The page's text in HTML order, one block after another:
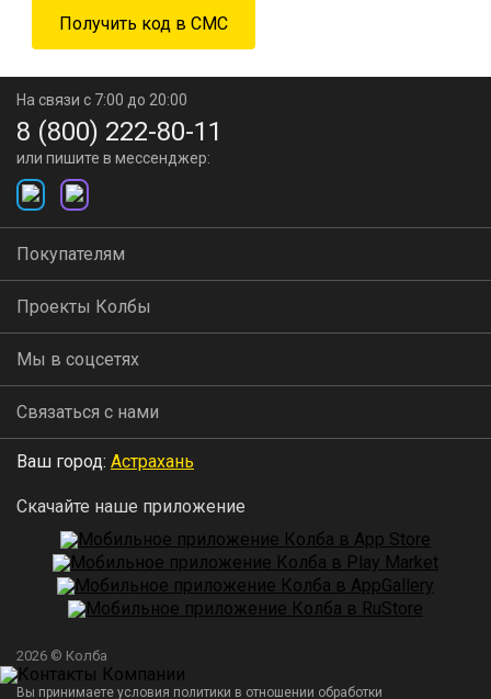
На связи с 7:00 до 20:00
8 (800) 222-80-11
или пишите в мессенджер:
Покупателям
Проекты Колбы
Мы в соцсетях
Связаться с нами
Ваш город: Астрахань
Скачайте наше приложение
2026 © Колба
Вы принимаете условия политики в отношении обработки